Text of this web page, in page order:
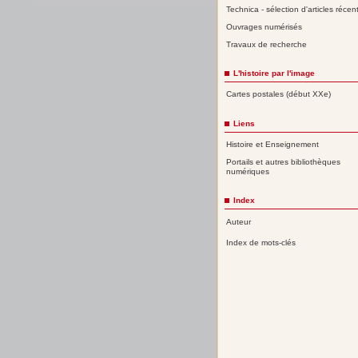
Technica - sélection d'articles
Ouvrages numérisés
Travaux de recherche
L'histoire par l'image
Cartes postales (début XXe)
Liens
Histoire et Enseignement
Portails et autres bibliothèques
numériques
Index
Auteur
Index de mots-clés